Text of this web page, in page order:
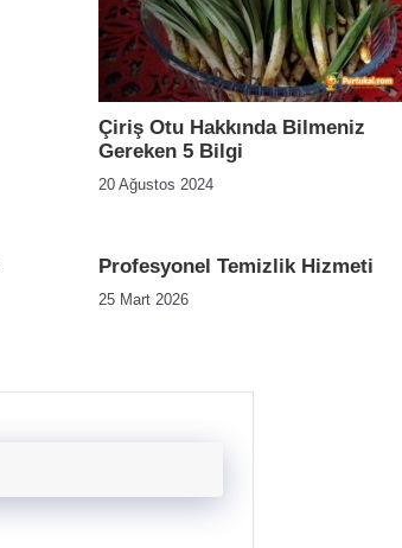
Çiriş Otu Hakkında Bilmeniz
Gereken 5 Bilgi
20 Ağustos 2024
Profesyonel Temizlik Hizmeti
25 Mart 2026